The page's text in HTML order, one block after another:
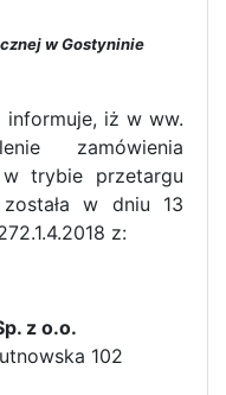
w Gostyninie
iż w ww.
zamówienia
trybie przetargu
w dniu 13
z:
z o.o.
102